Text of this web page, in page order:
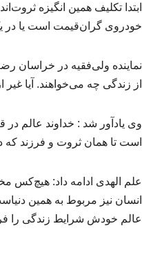
ابتدا تکلیف همین انگیزه
خودروی گران‌قیمت است یا در
از زندگی چه می‌خواهند. آیا
است تا همان ثروت و فرزند که
انسان نیز مربوط به همین
عالم خودش شرایط زندگی را